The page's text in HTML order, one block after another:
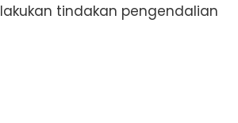
tindakan pengendalian